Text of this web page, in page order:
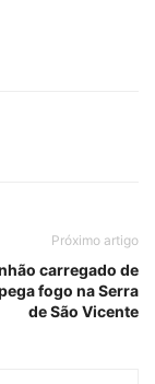
Próximo artigo
carregado de
fogo na Serra
de São Vicente